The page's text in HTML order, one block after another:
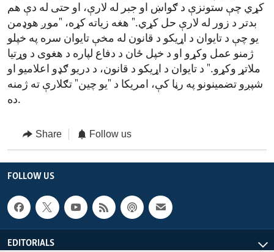
کړي چې ستونزې د ګواښ او جبر له لارې، او حتی له دې هم
بدتر د زور له لارې حل کړي." هغه زیاته کړه، "موږ هوډمن
یو چې د تایوان د اړیکو د قانون له مخې تایوان سره په خپلو
ژمنو عمل وکړو او د خپل ځان د دفاع لپاره د هغوی د وړتیا
ملاتړ وکړو." د تايوان د اړيکو د قانون، د دريو ګډو اعلاميو او
شپږو تضمينونو په رڼا کې، امريکا د "يو چين" تګلارې ته ژمنه
ده.
Share Follow us
FOLLOW US
EDITORIALS